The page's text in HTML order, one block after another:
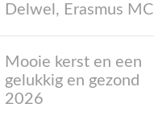
Delwel, Erasmus MC
Mooie kerst en een
gelukkig en gezond
2026